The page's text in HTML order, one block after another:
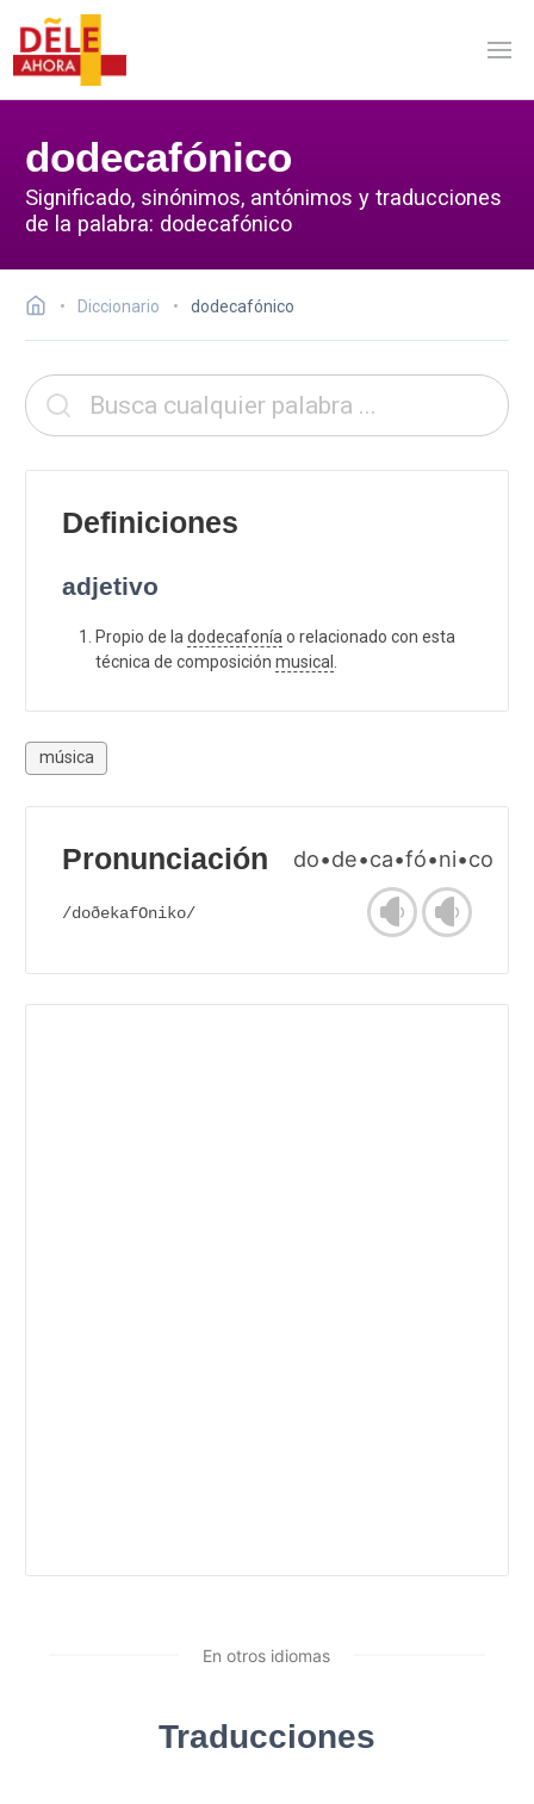
dodecafónico
Significado, sinónimos, antónimos y traducciones
de la palabra: dodecafónico
Diccionario dodecafónico
Definiciones
adjetivo
Propio de la dodecafonía o relacionado con esta
técnica de composición musical
música
Pronunciación do•de•ca•fó•ni•co
/doðekafOniko/
En otros idiomas
Traducciones